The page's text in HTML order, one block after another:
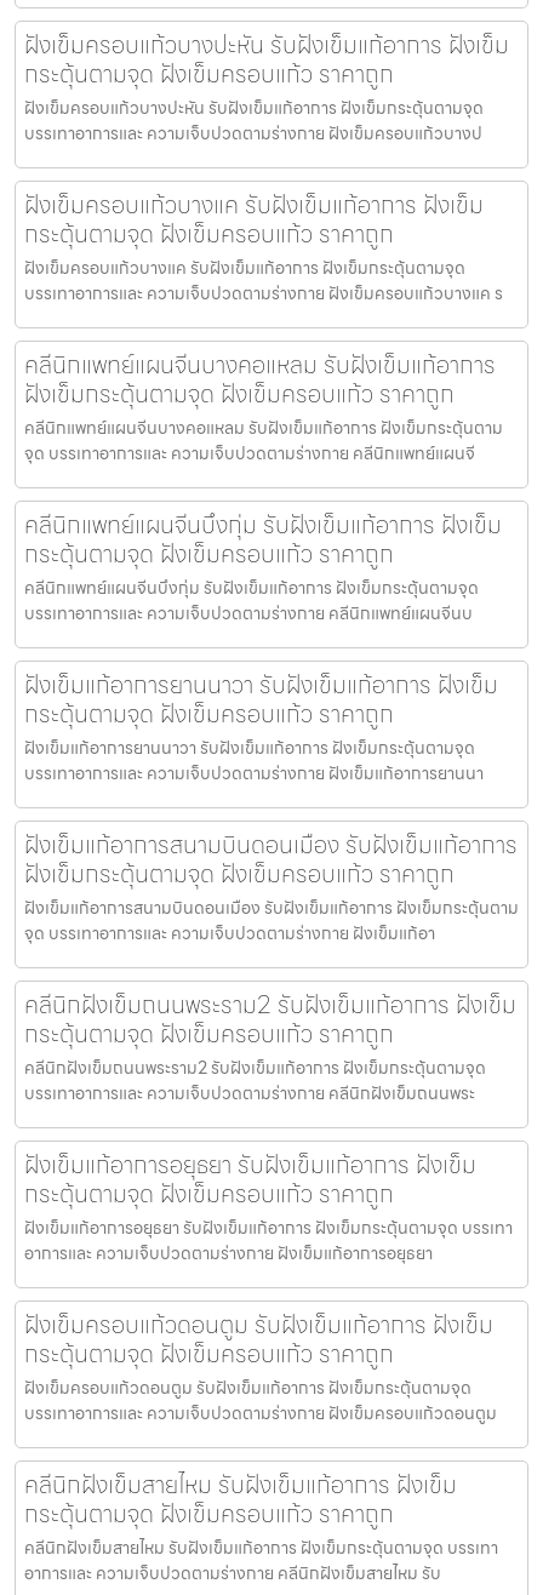
ฝังเข็มครอบแก้วบางปะหัน รับฝังเข็มแก้อาการ ฝังเข็ม
กระตุ้นตามจุด ฝังเข็มครอบแก้ว ราคาถูก
ฝังเข็มครอบแก้วบางปะหัน รับฝังเข็มแก้อาการ ฝังเข็มกระตุ้นตามจุด
บรรเทาอาการและ ความเจ็บปวดตามร่างกาย ฝังเข็มครอบแก้วบางป
ฝังเข็มครอบแก้วบางแค รับฝังเข็มแก้อาการ ฝังเข็ม
กระตุ้นตามจุด ฝังเข็มครอบแก้ว ราคาถูก
ฝังเข็มครอบแก้วบางแค รับฝังเข็มแก้อาการ ฝังเข็มกระตุ้นตามจุด
บรรเทาอาการและ ความเจ็บปวดตามร่างกาย ฝังเข็มครอบแก้วบางแค ร
คลีนิกแพทย์แผนจีนบางคอแหลม รับฝังเข็มแก้อาการ
ฝังเข็มกระตุ้นตามจุด ฝังเข็มครอบแก้ว ราคาถูก
คลีนิกแพทย์แผนจีนบางคอแหลม รับฝังเข็มแก้อาการ ฝังเข็มกระตุ้นตาม
จุด บรรเทาอาการและ ความเจ็บปวดตามร่างกาย คลีนิกแพทย์แผนจี
คลีนิกแพทย์แผนจีนบึงกุ่ม รับฝังเข็มแก้อาการ ฝังเข็ม
กระตุ้นตามจุด ฝังเข็มครอบแก้ว ราคาถูก
คลีนิกแพทย์แผนจีนบึงกุ่ม รับฝังเข็มแก้อาการ ฝังเข็มกระตุ้นตามจุด
บรรเทาอาการและ ความเจ็บปวดตามร่างกาย คลีนิกแพทย์แผนจีนบ
ฝังเข็มแก้อาการยานนาวา รับฝังเข็มแก้อาการ ฝังเข็ม
กระตุ้นตามจุด ฝังเข็มครอบแก้ว ราคาถูก
ฝังเข็มแก้อาการยานนาวา รับฝังเข็มแก้อาการ ฝังเข็มกระตุ้นตามจุด
บรรเทาอาการและ ความเจ็บปวดตามร่างกาย ฝังเข็มแก้อาการยานนา
ฝังเข็มแก้อาการสนามบินดอนเมือง รับฝังเข็มแก้อาการ
ฝังเข็มกระตุ้นตามจุด ฝังเข็มครอบแก้ว ราคาถูก
ฝังเข็มแก้อาการสนามบินดอนเมือง รับฝังเข็มแก้อาการ ฝังเข็มกระตุ้นตาม
จุด บรรเทาอาการและ ความเจ็บปวดตามร่างกาย ฝังเข็มแก้อา
คลีนิกฝังเข็มถนนพระราม2 รับฝังเข็มแก้อาการ ฝังเข็ม
กระตุ้นตามจุด ฝังเข็มครอบแก้ว ราคาถูก
คลีนิกฝังเข็มถนนพระราม2 รับฝังเข็มแก้อาการ ฝังเข็มกระตุ้นตามจุด
บรรเทาอาการและ ความเจ็บปวดตามร่างกาย คลีนิกฝังเข็มถนนพระ
ฝังเข็มแก้อาการอยุธยา รับฝังเข็มแก้อาการ ฝังเข็ม
กระตุ้นตามจุด ฝังเข็มครอบแก้ว ราคาถูก
ฝังเข็มแก้อาการอยุธยา รับฝังเข็มแก้อาการ ฝังเข็มกระตุ้นตามจุด บรรเทา
อาการและ ความเจ็บปวดตามร่างกาย ฝังเข็มแก้อาการอยุธยา
ฝังเข็มครอบแก้วดอนตูม รับฝังเข็มแก้อาการ ฝังเข็ม
กระตุ้นตามจุด ฝังเข็มครอบแก้ว ราคาถูก
ฝังเข็มครอบแก้วดอนตูม รับฝังเข็มแก้อาการ ฝังเข็มกระตุ้นตามจุด
บรรเทาอาการและ ความเจ็บปวดตามร่างกาย ฝังเข็มครอบแก้วดอนตูม
คลีนิกฝังเข็มสายไหม รับฝังเข็มแก้อาการ ฝังเข็ม
กระตุ้นตามจุด ฝังเข็มครอบแก้ว ราคาถูก
คลีนิกฝังเข็มสายไหม รับฝังเข็มแก้อาการ ฝังเข็มกระตุ้นตามจุด บรรเทา
อาการและ ความเจ็บปวดตามร่างกาย คลีนิกฝังเข็มสายไหม รับ